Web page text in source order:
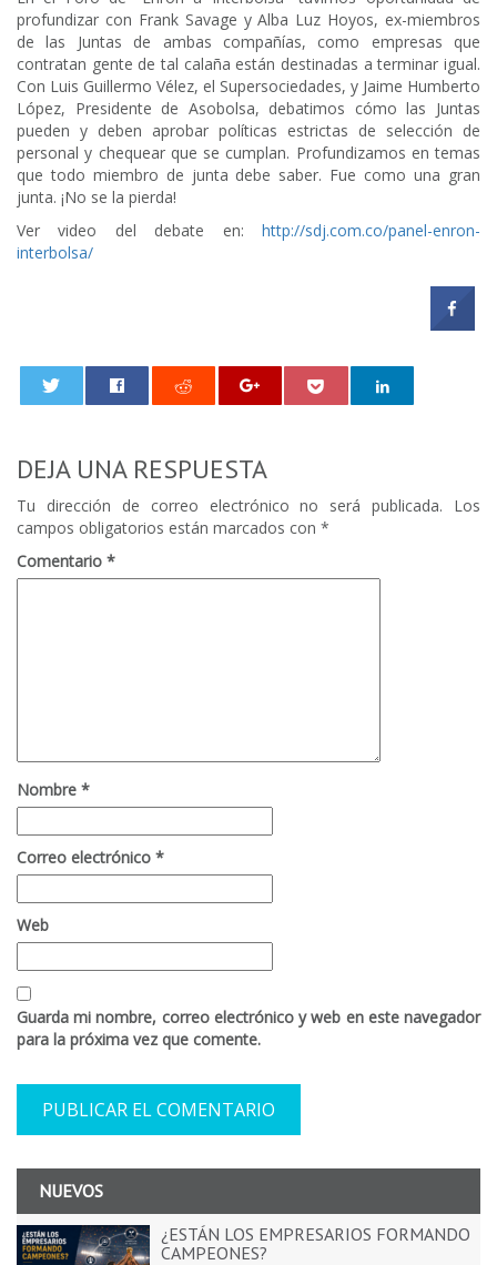
profundizar con Frank Savage y Alba Luz Hoyos, ex-miembros
de las Juntas de ambas compañías, como empresas que
contratan gente de tal calaña están destinadas a terminar igual.
Con Luis Guillermo Vélez, el Supersociedades, y Jaime Humberto
López, Presidente de Asobolsa, debatimos cómo las Juntas
pueden y deben aprobar políticas estrictas de selección de
personal y chequear que se cumplan. Profundizamos en temas
que todo miembro de junta debe saber. Fue como una gran
junta. ¡No se la pierda!
Ver video del debate en: http://sdj.com.co/panel-enron-
interbolsa/
DEJA UNA RESPUESTA
Tu dirección de correo electrónico no será publicada.
Los
campos obligatorios están marcados con *
Comentario *
Nombre *
Correo electrónico *
Web
Guarda mi nombre, correo electrónico y web en este navegador
para la próxima vez que comente.
NUEVOS
¿ESTÁN LOS EMPRESARIOS FORMANDO
CAMPEONES?